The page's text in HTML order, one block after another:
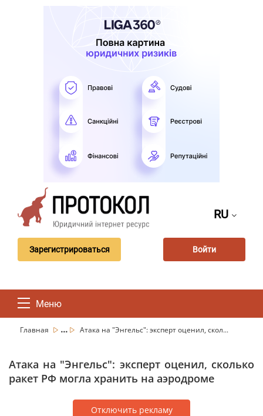
RU
Зарегистрироваться Войти
Меню
Главная ... Атака на "Энгельс": эксперт оценил, скол...
Атака на "Энгельс": эксперт оценил, сколько
ракет РФ могла хранить на аэродроме
Отключить рекламу